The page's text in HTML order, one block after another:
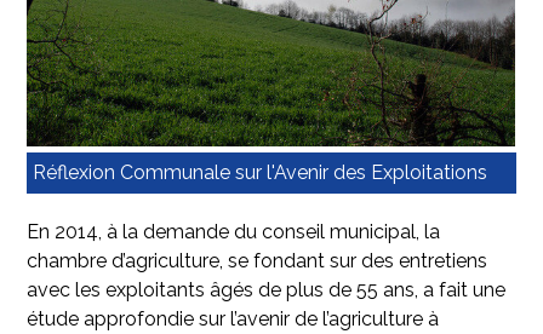
Réflexion Communale sur l'Avenir des Exploitations
En 2014, à la demande du conseil municipal, la
chambre d’agriculture, se fondant sur des entretiens
avec les exploitants âgés de plus de 55 ans, a fait une
étude approfondie sur l’avenir de l’agriculture à